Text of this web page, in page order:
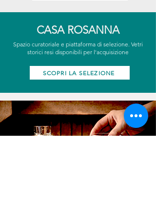
CASA ROSANNA
Spazio curatoriale e piattaforma di selezione. Vetri
storici resi disponibili per l'acquisizione
SCOPRI LA SELEZIONE